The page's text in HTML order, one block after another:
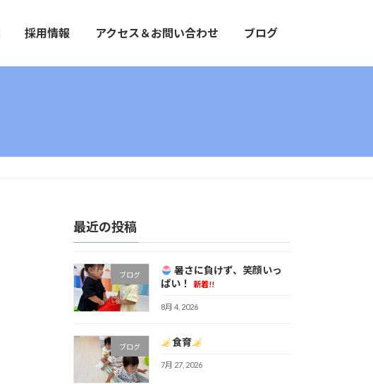
採用情報 アクセス＆お問い合わせ ブログ
最近の投稿
ブログ
暑さに負けず、笑顔いっ
ぱい！
新着!!
8月 4, 2026
ブログ 食育
7月 27, 2026